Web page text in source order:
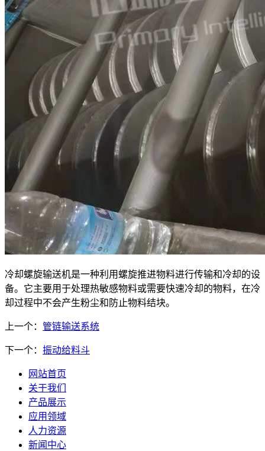
冷却螺旋输送机是一种利用螺旋推进物料进行传输和冷却的设
备。它主要用于处理热敏感物料或需要快速冷却的物料，在冷
却过程中不会产生粉尘和防止物料结块。
上一个： 管链输送系统
下一个： 振动给料斗
网站首页
关于我们
产品展示
应用领域
人力资源
新闻中心